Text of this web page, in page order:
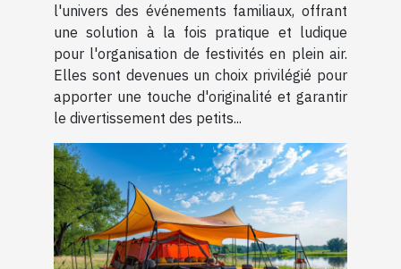
l'univers des événements familiaux, offrant
une solution à la fois pratique et ludique
pour l'organisation de festivités en plein air.
Elles sont devenues un choix privilégié pour
apporter une touche d'originalité et garantir
le divertissement des petits...